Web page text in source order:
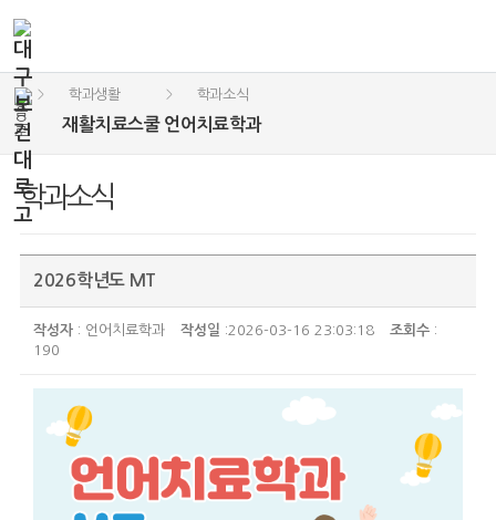
재활치료스쿨 언어치료학과
> 학과생활 > 학과소식
학과소식
2026학년도 MT
작성자 : 언어치료학과 작성일 :2026-03-16 23:03:18 조회수 :
190